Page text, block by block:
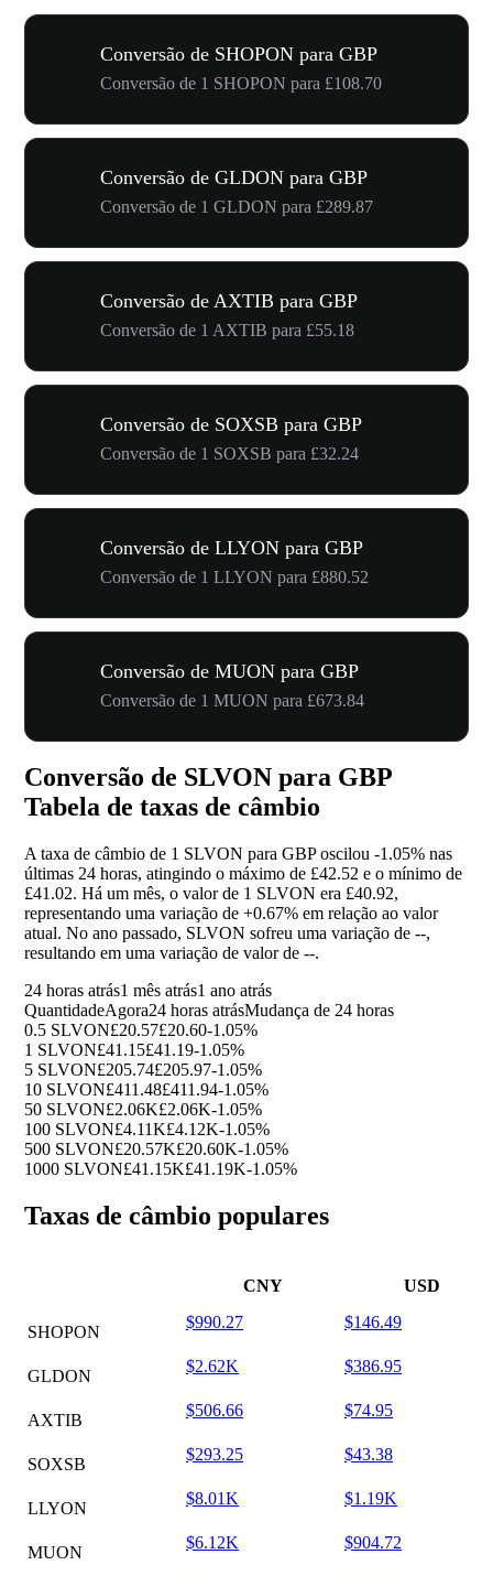
Conversão de SHOPON para GBP
Conversão de 1 SHOPON para £108.70
Conversão de GLDON para GBP
Conversão de 1 GLDON para £289.87
Conversão de AXTIB para GBP
Conversão de 1 AXTIB para £55.18
Conversão de SOXSB para GBP
Conversão de 1 SOXSB para £32.24
Conversão de LLYON para GBP
Conversão de 1 LLYON para £880.52
Conversão de MUON para GBP
Conversão de 1 MUON para £673.84
Conversão de SLVON para GBP
Tabela de taxas de câmbio
A taxa de câmbio de 1 SLVON para GBP oscilou -1.05% nas
últimas 24 horas, atingindo o máximo de £42.52 e o mínimo de
£41.02. Há um mês, o valor de 1 SLVON era £40.92,
representando uma variação de +0.67% em relação ao valor
atual. No ano passado, SLVON sofreu uma variação de --,
resultando em uma variação de valor de --.
24 horas atrás1 mês atrás1 ano atrás
QuantidadeAgora24 horas atrásMudança de 24 horas
0.5 SLVON£20.57£20.60-1.05%
1 SLVON£41.15£41.19-1.05%
5 SLVON£205.74£205.97-1.05%
10 SLVON£411.48£411.94-1.05%
50 SLVON£2.06K£2.06K-1.05%
100 SLVON£4.11K£4.12K-1.05%
500 SLVON£20.57K£20.60K-1.05%
1000 SLVON£41.15K£41.19K-1.05%
Taxas de câmbio populares
CNY USD
SHOPON
$990.27 $146.49
GLDON
$2.62K $386.95
AXTIB
$506.66 $74.95
SOXSB
$293.25 $43.38
LLYON
$8.01K $1.19K
MUON
$6.12K $904.72